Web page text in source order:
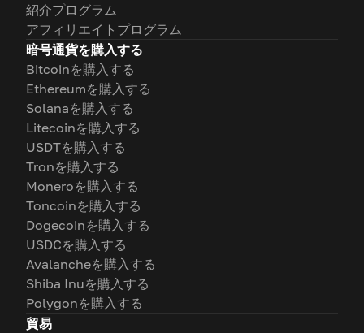
紹介プログラム
アフィリエイトプログラム
暗号通貨を購入する
Bitcoinを購入する
Ethereumを購入する
Solanaを購入する
Litecoinを購入する
USDTを購入する
Tronを購入する
Moneroを購入する
Toncoinを購入する
Dogecoinを購入する
USDCを購入する
Avalancheを購入する
Shiba Inuを購入する
Polygonを購入する
貿易